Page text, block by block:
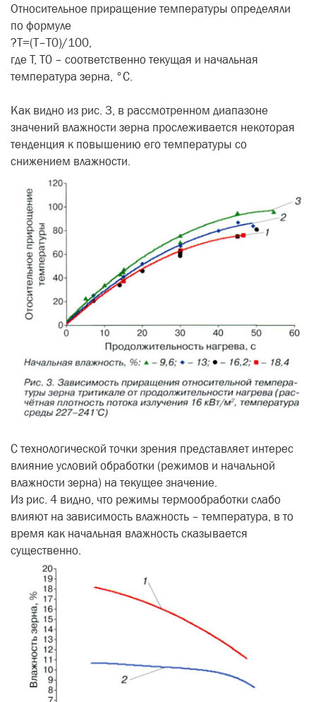
Относительное приращение температуры определяли
по формуле
?Т=(Т–Т0)/100,
где Т, Т0 – соответственно текущая и начальная
температура зерна, °С.
Как видно из рис. 3, в рассмотренном диапазоне
значений влажности зерна прослеживается некоторая
тенденция к повышению его температуры со
снижением влажности.
С технологической точки зрения представляет интерес
влияние условий обработки (режимов и начальной
влажности зерна) на текущее значение.
Из рис. 4 видно, что режимы термообработки слабо
влияют на зависимость влажность – температура, в то
время как начальная влажность сказывается
существенно.